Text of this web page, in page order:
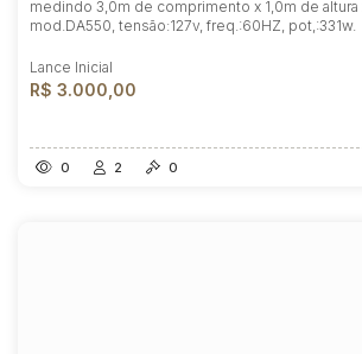
medindo 3,0m de comprimento x 1,0m de altura
mod.DA550, tensão:127v, freq.:60HZ, pot,:331w.
Lance Inicial
R$ 3.000,00
0 2 0